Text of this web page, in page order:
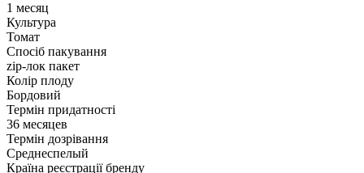
1 месяц
Культура
Томат
Спосіб пакування
zip-лок пакет
Колір плоду
Бордовий
Термін придатності
36 месяцев
Термін дозрівання
Среднеспелый
Країна реєстрації бренду